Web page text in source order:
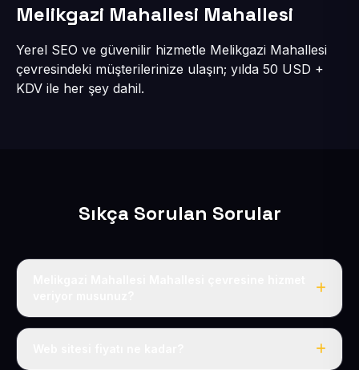
Melikgazi Mahallesi Mahallesi
Yerel SEO ve güvenilir hizmetle Melikgazi Mahallesi
çevresindeki müşterilerinize ulaşın; yılda 50 USD +
KDV ile her şey dahil.
Sıkça Sorulan Sorular
Evet, Melikgazi Mahallesi dahil tüm Pınarbaşı ve